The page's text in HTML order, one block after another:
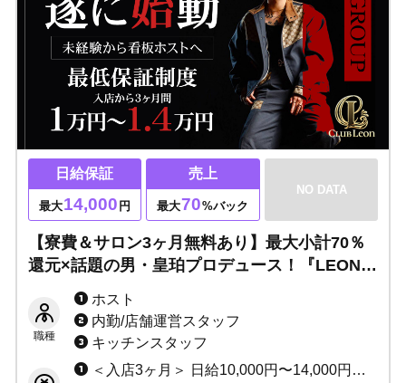
日給保証
最大14,000 円
売上
最大70%バック
NO DATA
【寮費＆サロン3ヶ月無料あり】最大小計70％
還元×話題の男・皇珀プロデュース！『LEON』
で未経験から看板ホストへ！
職種
ホスト
内勤/店舗運営スタッフ
キッチンスタッフ
＜入店3ヶ月＞ 日給10,000円〜14,000円保証 or 歩合小計70% +各種賞金 ↓ ＜入店4ヶ月以降＞ 日給7,000円〜9,000円＋歩合最大70% ※歩合給、賞金などの詳細は、面接時にご説明いたします！